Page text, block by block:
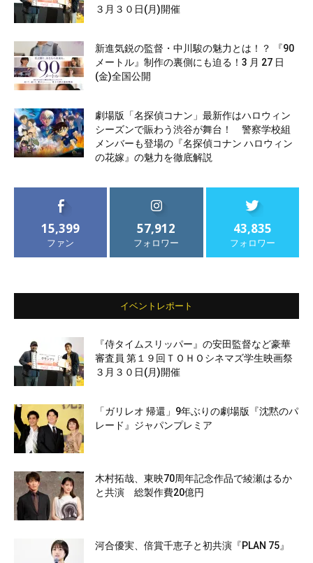
３月３０日(月)開催
新進気鋭の監督・中川駿の魅力とは！？ 『90
メートル』制作の裏側にも迫る！3 月 27 日
(金)全国公開
劇場版「名探偵コナン」最新作はハロウィン
シーズンで賑わう渋谷が舞台！ 警察学校組
メンバーも登場の『名探偵コナン ハロウィン
の花嫁』の魅力を徹底解説
15,399
ファン
57,912
フォロワー
43,835
フォロワー
イベントレポート
『侍タイムスリッパー』の安田監督など豪華
審査員 第１９回ＴＯＨＯシネマズ学生映画祭
３月３０日(月)開催
「ガリレオ 帰還」9年ぶりの劇場版『沈黙のパ
レード』ジャパンプレミア
木村拓哉、東映70周年記念作品で綾瀬はるか
と共演 総製作費20億円
河合優実、倍賞千恵子と初共演『PLAN 75』